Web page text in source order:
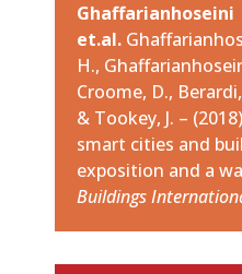
Ghaffarianhoseini
et.al.
H.,
Croome, D.,
& Tookey, J. –
smart cities and
exposition and a
Buildings